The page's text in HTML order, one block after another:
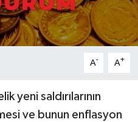
A- A+
yeni saldırılarının
ve bunun enflasyon